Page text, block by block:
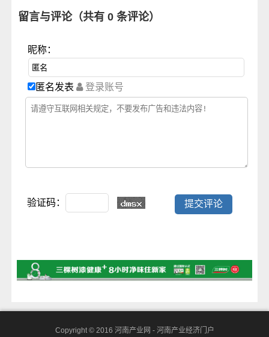
留言与评论（共有 0 条评论）
昵称：
匿名发表 登录账号
验证码：
Copyright © 2016 河南产业网 - 河南产业经济门户